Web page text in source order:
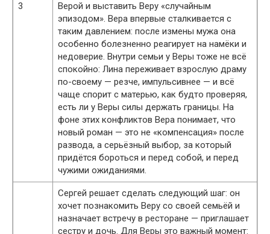
3
Верой и выставить Веру «случайным
эпизодом». Вера впервые сталкивается с
таким давлением: после измены мужа она
особенно болезненно реагирует на намёки и
недоверие. Внутри семьи у Веры тоже не всё
спокойно: Лина переживает взрослую драму
по-своему — резче, импульсивнее — и всё
чаще спорит с матерью, как будто проверяя,
есть ли у Веры силы держать границы. На
фоне этих конфликтов Вера понимает, что
новый роман — это не «компенсация» после
развода, а серьёзный выбор, за который
придётся бороться и перед собой, и перед
чужими ожиданиями.
Сергей решает сделать следующий шаг: он
хочет познакомить Веру со своей семьёй и
назначает встречу в ресторане — приглашает
сестру и дочь. Для Веры это важный момент: